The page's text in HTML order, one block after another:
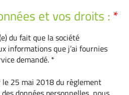
et vos droits : *
du fait que la société
informations que j’ai fournies
demandé. *
25 mai 2018 du règlement